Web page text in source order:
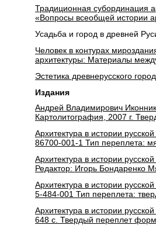
Традиционная субординация
«Вопросы всеобщей истории
Усадьба и город в древней
Человек в контурах
архитектуры: Материалы
Эстетика древнерусского
Издания
Андрей Владимирович
Картолитография, 2007 г.
Архитектура в истории
86700-001-1 Тип переплета:
Архитектура в истории
Редактор: Игорь Бондаренко
Архитектура в истории
5-484-001 Тип переплета:
Архитектура в истории
648 с. Твердый переплет